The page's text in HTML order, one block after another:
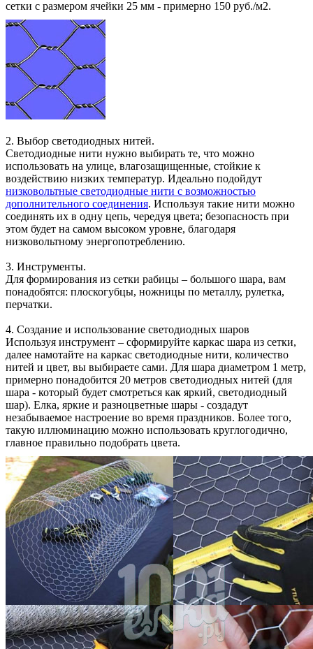
сетки с размером ячейки 25 мм - примерно 150 руб./м2.
2. Выбор светодиодных нитей.
Светодиодные нити нужно выбирать те, что можно
использовать на улице, влагозащищенные, стойкие к
воздействию низких температур. Идеально подойдут
низковольтные светодиодные нити с возможностью
дополнительного соединения. Используя такие нити можно
соединять их в одну цепь, чередуя цвета; безопасность при
этом будет на самом высоком уровне, благодаря
низковольтному энергопотреблению.
3. Инструменты.
Для формирования из сетки рабицы – большого шара, вам
понадобятся: плоскогубцы, ножницы по металлу, рулетка,
перчатки.
4. Создание и использование светодиодных шаров
Используя инструмент – сформируйте каркас шара из сетки,
далее намотайте на каркас светодиодные нити, количество
нитей и цвет, вы выбираете сами. Для шара диаметром 1 метр,
примерно понадобится 20 метров светодиодных нитей (для
шара - который будет смотреться как яркий, светодиодный
шар). Елка, яркие и разноцветные шары - создадут
незабываемое настроение во время праздников. Более того,
такую иллюминацию можно использовать круглогодично,
главное правильно подобрать цвета.